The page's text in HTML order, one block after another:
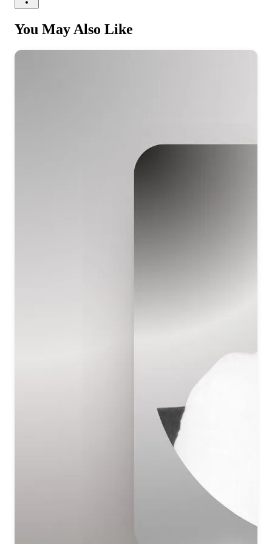
होली आई है……..
There is happiness everywhere, no sorrow at all,
You May Also Like